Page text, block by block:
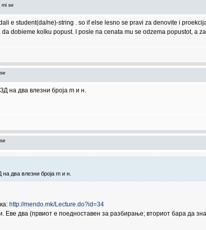
se
e student(da/ne)-string . so if else lesno se pravi za denovite i
dobieme kolku popust. I posle na cenata mu se odzema popustot, a
на два влезни броја m и н.
два влезни броја m и н.
http://mendo.mk/Lecture.do?id=34
Еве два (првиот е поедноставен за разбирање; вториот бара да